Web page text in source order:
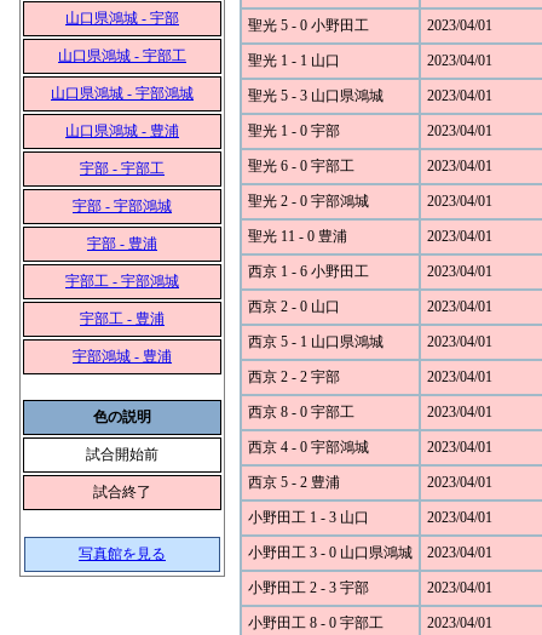
山口県鴻城 - 宇部
山口県鴻城 - 宇部工
山口県鴻城 - 宇部鴻城
山口県鴻城 - 豊浦
宇部 - 宇部工
宇部 - 宇部鴻城
宇部 - 豊浦
宇部工 - 宇部鴻城
宇部工 - 豊浦
宇部鴻城 - 豊浦
色の説明
試合開始前
試合終了
写真館を見る
聖光 5 - 0 小野田工 2023/04/01
聖光 1 - 1 山口 2023/04/01
聖光 5 - 3 山口県鴻城 2023/04/01
聖光 1 - 0 宇部 2023/04/01
聖光 6 - 0 宇部工 2023/04/01
聖光 2 - 0 宇部鴻城 2023/04/01
聖光 11 - 0 豊浦 2023/04/01
西京 1 - 6 小野田工 2023/04/01
西京 2 - 0 山口 2023/04/01
西京 5 - 1 山口県鴻城 2023/04/01
西京 2 - 2 宇部 2023/04/01
西京 8 - 0 宇部工 2023/04/01
西京 4 - 0 宇部鴻城 2023/04/01
西京 5 - 2 豊浦 2023/04/01
小野田工 1 - 3 山口 2023/04/01
小野田工 3 - 0 山口県鴻城 2023/04/01
小野田工 2 - 3 宇部 2023/04/01
小野田工 8 - 0 宇部工 2023/04/01